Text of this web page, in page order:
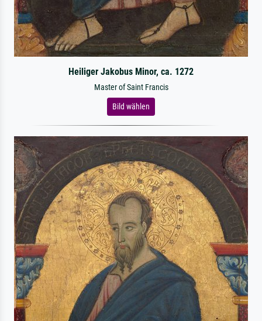
Heiliger Jakobus Minor, ca. 1272
Master of Saint Francis
Bild wählen